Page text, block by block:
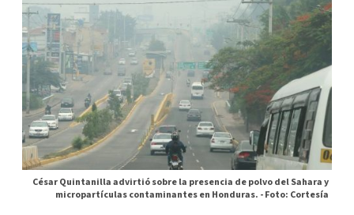
César Quintanilla advirtió sobre la presencia de polvo del Sahara y
micropartículas contaminantes en Honduras. -Foto: Cortesía